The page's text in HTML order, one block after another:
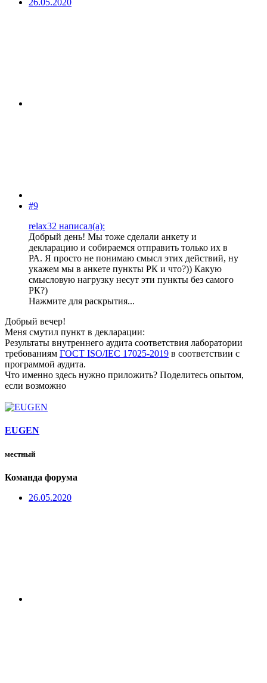
26.05.2020
#9
relax32 написал(а):
Добрый день! Мы тоже сделали анкету и
декларацию и собираемся отправить только их в
РА. Я просто не понимаю смысл этих действий, ну
укажем мы в анкете пункты РК и что?)) Какую
смысловую нагрузку несут эти пункты без самого
РК?)
Нажмите для раскрытия...
Добрый вечер!
Меня смутил пункт в декларации:
Результаты внутреннего аудита соответствия лаборатории
требованиям ГОСТ ISO/IEC 17025-2019 в соответствии с
программой аудита.
Что именно здесь нужно приложить? Поделитесь опытом,
если возможно
EUGEN
местный
Команда форума
26.05.2020